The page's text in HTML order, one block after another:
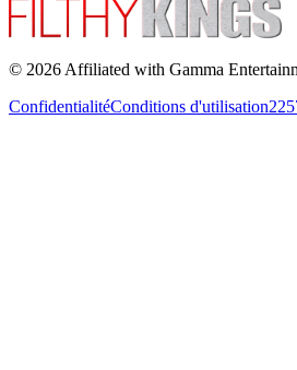
© 2026 Affiliated with Gamma
ConfidentialitéConditions d'utilisation